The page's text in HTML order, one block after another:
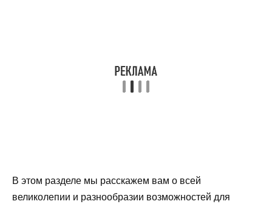
В этом разделе мы расскажем вам о всей
великолепии и разнообразии возможностей для